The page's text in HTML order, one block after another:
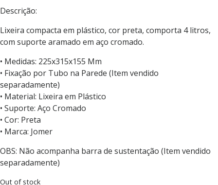
Descrição:
Lixeira compacta em plástico, cor preta, comporta 4 litros,
com suporte aramado em aço cromado.
• Medidas: 225x315x155 Mm
• Fixação por Tubo na Parede (Item vendido
separadamente)
• Material: Lixeira em Plástico
• Suporte: Aço Cromado
• Cor: Preta
• Marca: Jomer
OBS: Não acompanha barra de sustentação (Item vendido
separadamente)
Out of stock